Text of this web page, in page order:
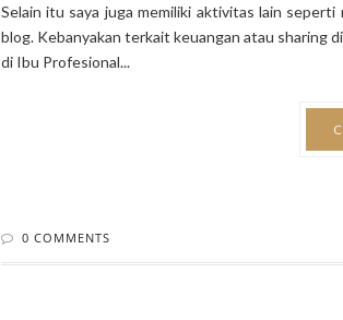
Selain itu saya juga memiliki aktivitas lain
blog. Kebanyakan terkait keuangan atau sharing
di Ibu Profesional...
0 COMMENTS